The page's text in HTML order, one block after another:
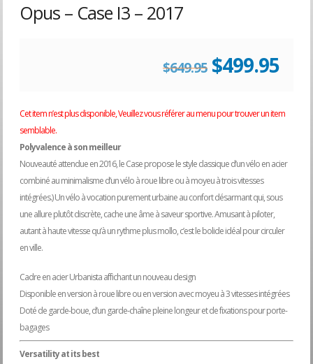
Opus – Case I3 – 2017
$649.95 Le
prix
était :
$649.95.
$499.95Le
Cet item n’est plus disponible, Veuillez vous référer au menu pour trouver un item
semblable.
Polyvalence à son meilleur
Nouveauté attendue en 2016, le Case propose le style classique d’un vélo en acier
combiné au minimalisme d’un vélo à roue libre ou à moyeu à trois vitesses
intégrées.) Un vélo à vocation purement urbaine au confort désarmant qui, sous
une allure plutôt discrète, cache une âme à saveur sportive. Amusant à piloter,
autant à haute vitesse qu’à un rythme plus mollo, c’est le bolide idéal pour circuler
en ville.
Cadre en acier Urbanista affichant un nouveau design
Disponible en version à roue libre ou en version avec moyeu à 3 vitesses intégrées
Doté de garde-boue, d’un garde-chaîne pleine longeur et de fixations pour porte-
bagages
Versatility at its best